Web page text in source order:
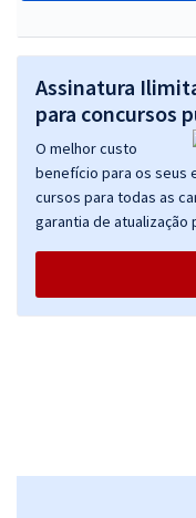
Assinatura
para concursos
O melhor custo
benefício para os seus
cursos para todas as
garantia de atualização